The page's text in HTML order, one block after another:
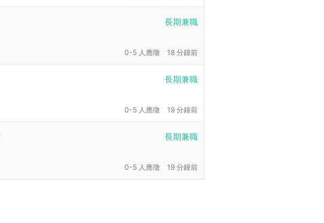
長期兼職
0-5 人應徵 18 分鐘前
長期兼職
0-5 人應徵 19 分鐘前
長期兼職
0-5 人應徵 19 分鐘前